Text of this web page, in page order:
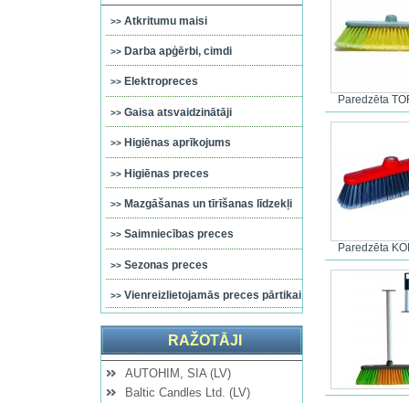
Atkritumu maisi
Darba apģērbi, cimdi
Elektropreces
Gaisa atsvaidzinātāji
Higiēnas aprīkojums
Higiēnas preces
Mazgāšanas un tīrīšanas līdzekļi
Saimniecības preces
Sezonas preces
Vienreizlietojamās preces pārtikai
RAŽOTĀJI
AUTOHIM, SIA (LV)
Baltic Candles Ltd. (LV)
Paredzēta
Paredzēta